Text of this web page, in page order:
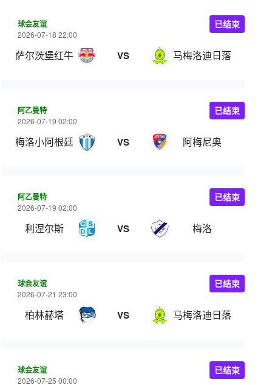
球会友谊
2026-07-18 22:00
萨尔茨堡红牛 VS 马梅洛迪日落
已结束
阿乙曼特
2026-07-19 02:00
梅洛小阿根廷 VS 阿梅尼奥
已结束
阿乙曼特
2026-07-19 02:00
利涅尔斯 VS 梅洛
已结束
球会友谊
2026-07-21 23:00
柏林赫塔 VS 马梅洛迪日落
已结束
球会友谊
2026-07-25 00:00
已结束